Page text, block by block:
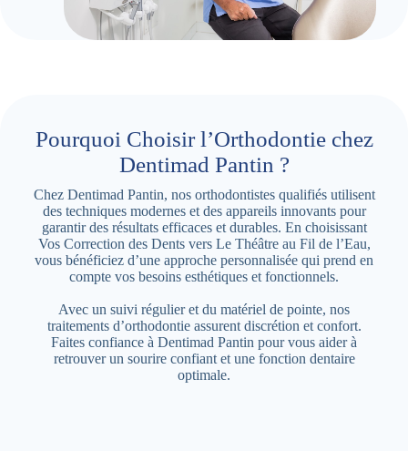
Pourquoi Choisir l’Orthodontie chez
Dentimad Pantin ?
Chez Dentimad Pantin, nos orthodontistes qualifiés utilisent
des techniques modernes et des appareils innovants pour
garantir des résultats efficaces et durables. En choisissant
Vos Correction des Dents vers Le Théâtre au Fil de l’Eau,
vous bénéficiez d’une approche personnalisée qui prend en
compte vos besoins esthétiques et fonctionnels.
Avec un suivi régulier et du matériel de pointe, nos
traitements d’orthodontie assurent discrétion et confort.
Faites confiance à Dentimad Pantin pour vous aider à
retrouver un sourire confiant et une fonction dentaire
optimale.